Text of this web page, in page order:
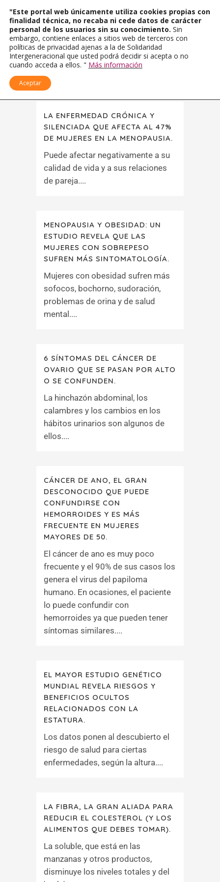
LA ENFERMEDAD CRÓNICA Y
SILENCIADA QUE AFECTA AL 47%
DE MUJERES EN LA MENOPAUSIA.
Puede afectar negativamente a su
calidad de vida y a sus relaciones
de pareja....
MENOPAUSIA Y OBESIDAD: UN
ESTUDIO REVELA QUE LAS
MUJERES CON SOBREPESO
SUFREN MÁS SINTOMATOLOGÍA.
Mujeres con obesidad sufren más
sofocos, bochorno, sudoración,
problemas de orina y de salud
mental....
6 SÍNTOMAS DEL CÁNCER DE
OVARIO QUE SE PASAN POR ALTO
O SE CONFUNDEN.
La hinchazón abdominal, los
calambres y los cambios en los
hábitos urinarios son algunos de
ellos....
CÁNCER DE ANO, EL GRAN
DESCONOCIDO QUE PUEDE
CONFUNDIRSE CON
HEMORROIDES Y ES MÁS
FRECUENTE EN MUJERES
MAYORES DE 50.
El cáncer de ano es muy poco
frecuente y el 90% de sus casos los
genera el virus del papiloma
humano. En ocasiones, el paciente
lo puede confundir con
hemorroides ya que pueden tener
síntomas similares....
EL MAYOR ESTUDIO GENÉTICO
MUNDIAL REVELA RIESGOS Y
BENEFICIOS OCULTOS
RELACIONADOS CON LA
ESTATURA.
Los datos ponen al descubierto el
riesgo de salud para ciertas
enfermedades, según la altura....
LA FIBRA, LA GRAN ALIADA PARA
REDUCIR EL COLESTEROL (Y LOS
ALIMENTOS QUE DEBES TOMAR).
La soluble, que está en las
manzanas y otros productos,
disminuye los niveles totales y del
"Este portal web únicamente utiliza cookies propias con
finalidad técnica, no recaba ni cede datos de carácter
personal de los usuarios sin su conocimiento. Sin
embargo, contiene enlaces a sitios web de terceros con
políticas de privacidad ajenas a la de Solidaridad
Intergeneracional que usted podrá decidir si acepta o no
cuando acceda a ellos. " Más información
Aceptar